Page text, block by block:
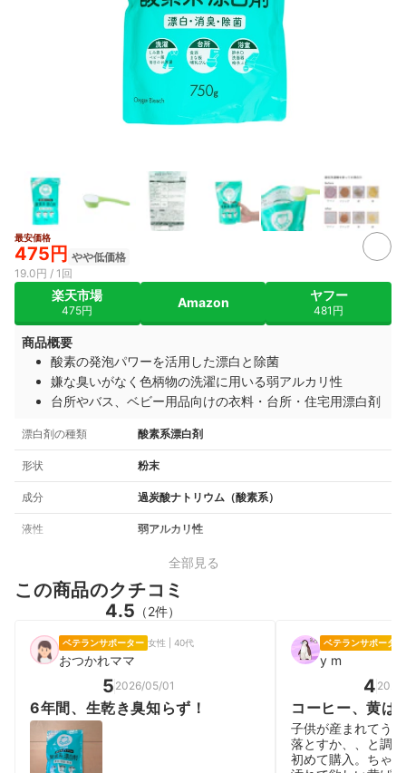
最安価格
475円 やや低価格
19.0円 / 1回
楽天市場
475円
Amazon ヤフー
481円
商品概要
酸素の発泡パワーを活用した漂白と除菌
嫌な臭いがなく色柄物の洗濯に用いる弱アルカリ性
台所やバス、ベビー用品向けの衣料・台所・住宅用漂白剤
漂白剤の種類 酸素系漂白剤
形状 粉末
成分 過炭酸ナトリウム（酸素系）
液性 弱アルカリ性
全部見る
この商品のクチコミ
4.5 （2件）
ベテランサポーター 女性 | 40代
おつかれママ
5 2026/05/01
6年間、生乾き臭知らず！
ベテランサポーター
y m
4
コーヒー、黄ば
子供が産まれてう
落とすか、、と調
初めて購入。ちゃ